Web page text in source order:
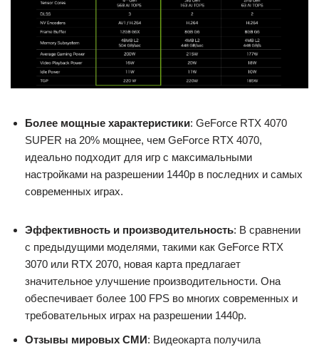
Более мощные характеристики: GeForce RTX 4070
SUPER на 20% мощнее, чем GeForce RTX 4070,
идеально подходит для игр с максимальными
настройками на разрешении 1440p в последних и самых
современных играх.
Эффективность и производительность: В сравнении
с предыдущими моделями, такими как GeForce RTX
3070 или RTX 2070, новая карта предлагает
значительное улучшение производительности. Она
обеспечивает более 100 FPS во многих современных и
требовательных играх на разрешении 1440p.
Отзывы мировых СМИ: Видеокарта получила